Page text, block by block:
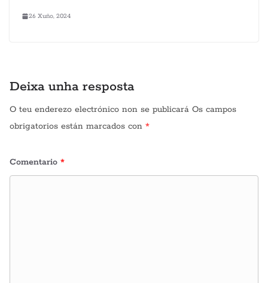
26 Xuño, 2024
Deixa unha resposta
O teu enderezo electrónico non se publicará Os campos
obrigatorios están marcados con *
Comentario *